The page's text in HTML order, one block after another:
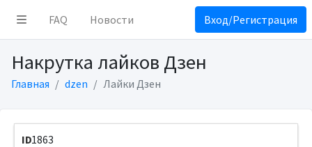
FAQ Новости Вход/Регистрация
Накрутка лайков Дзен
Главная dzen Лайки Дзен
1863